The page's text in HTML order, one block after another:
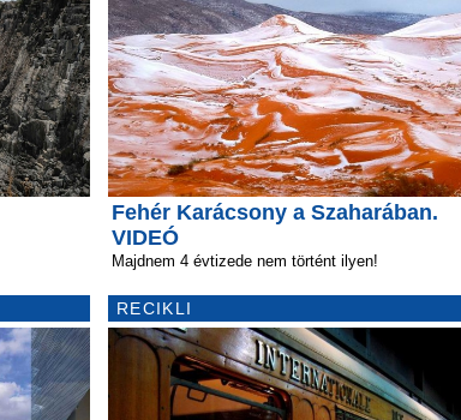
Fehér Karácsony a Szaharában.
VIDEÓ
Majdnem 4 évtizede nem történt ilyen!
RECIKLI